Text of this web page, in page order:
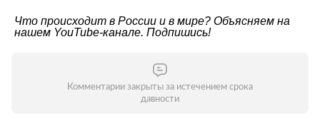
Что происходит в России и в мире? Объясняем на
нашем YouTube-канале. Подпишись!
Комментарии закрыты за истечением срока
давности